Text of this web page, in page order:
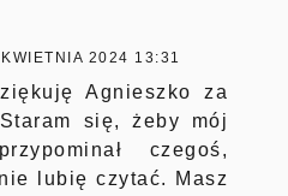
2024 13:31
Agnieszko za
Staram się, żeby mój
czegoś,
lubię czytać. Masz